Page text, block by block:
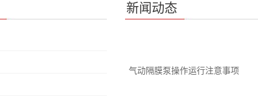
新闻动态
气动隔膜泵操作运行注意事项